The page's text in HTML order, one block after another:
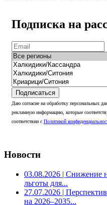
Подписка на
Подписаться
Даю согласие на обработку персональных
рекламную информацию, которые
соответствии с Политикой
Новости
03.08.2026 | Снижение
льготы для...
27.07.2026 |
на 2026–2035...